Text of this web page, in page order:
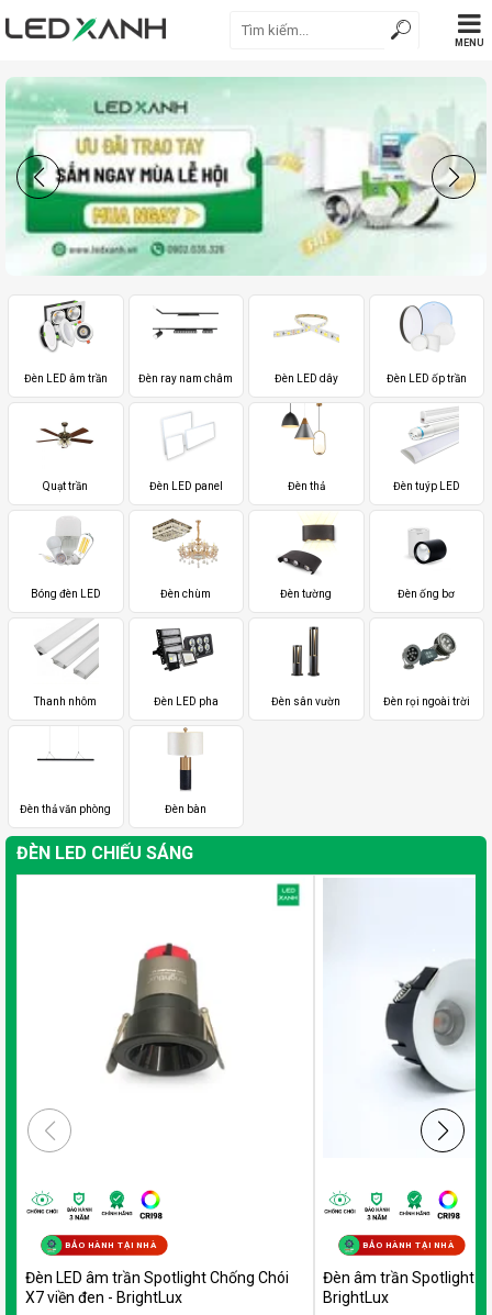
MENU
Đèn LED âm trần Đèn ray nam châm Đèn LED dây Đèn LED ốp trần
Quạt trần Đèn LED panel Đèn thả Đèn tuýp LED
Bóng đèn LED Đèn chùm Đèn tường Đèn ống bơ
Thanh nhôm Đèn LED pha Đèn sân vườn Đèn rọi ngoài trời
Đèn thả văn phòng Đèn bàn
ĐÈN LED CHIẾU SÁNG
BẢO HÀNH TẠI NHÀ
Đèn LED âm trần Spotlight Chống Chói
X7 viền đen - BrightLux
BẢO HÀNH TẠI NHÀ
Đèn âm trần Spotlight
BrightLux